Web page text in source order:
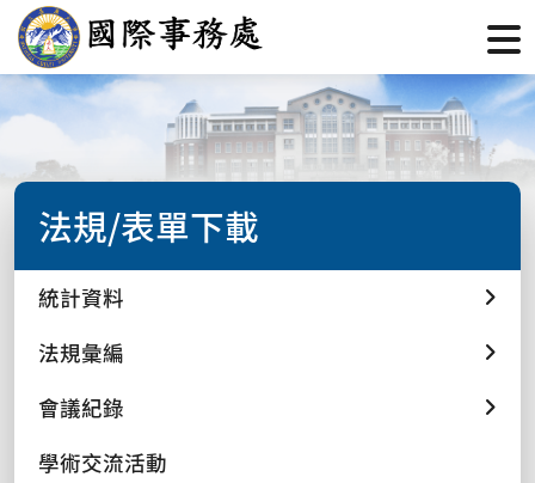
法規/表單下載
統計資料
法規彙編
會議紀錄
學術交流活動